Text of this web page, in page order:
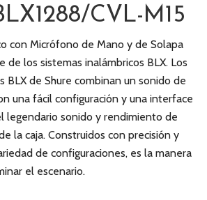
CVL-M15
con Micrófono de Mano y de Solapa
de los sistemas inalámbricos BLX. Los
BLX de Shure combinan un sonido de
una fácil configuración y una interface
legendario sonido y rendimiento de
la caja. Construidos con precisión y
de configuraciones, es la manera
el escenario.